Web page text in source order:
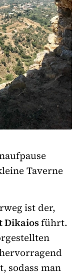
Taverne
ist der,
Dikaiosführt.
sodass man